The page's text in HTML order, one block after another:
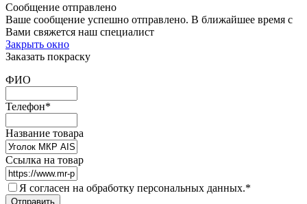
Сообщение отправлено
Ваше сообщение успешно отправлено. В ближайшее время с
Вами свяжется наш специалист
Закрыть окно
Заказать покраску
ФИО
Телефон*
Название товара
Ссылка на товар
Я согласен на обработку персональных данных.*